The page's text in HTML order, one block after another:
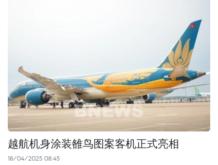
越航机身涂装雒鸟图案客机正式亮相
18/04/2025 08:45